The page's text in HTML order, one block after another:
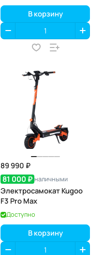
В корзину
89 990 ₽
81 000 ₽ наличными
Электросамокат Kugoo
F3 Pro Max
Доступно
В корзину